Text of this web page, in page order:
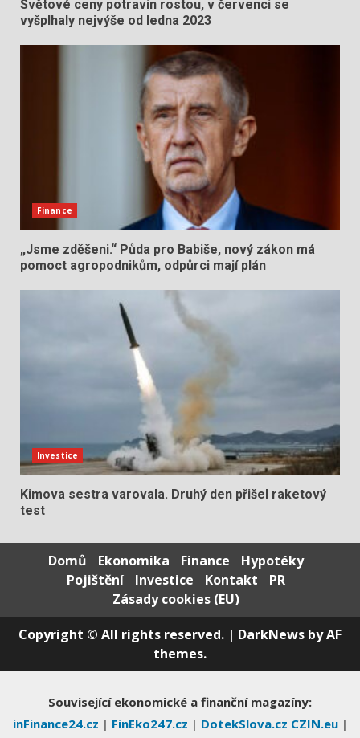
Světové ceny potravin rostou, v červenci se
vyšplhaly nejvýše od ledna 2023
Finance
„Jsme zděšeni.“ Půda pro Babiše, nový zákon má
pomoct agropodnikům, odpůrci mají plán
Investice
Kimova sestra varovala. Druhý den přišel raketový
test
Domů Ekonomika Finance
Hypotéky
Pojištění
Investice Kontakt
PR
Zásady cookies (EU)
Copyright © All rights reserved. | DarkNews by AF
themes.
Související ekonomické a finanční magazíny:
inFinance24.cz | FinEko247.cz | DotekSlova.cz CZIN.eu |